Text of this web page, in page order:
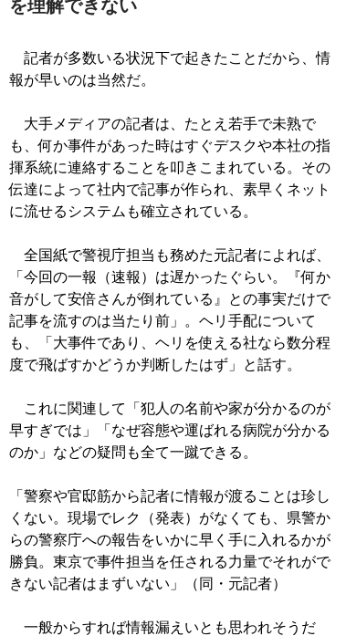
を理解できない
記者が多数いる状況下で起きたことだから、情
報が早いのは当然だ。
大手メディアの記者は、たとえ若手で未熟で
も、何か事件があった時はすぐデスクや本社の指
揮系統に連絡することを叩きこまれている。その
伝達によって社内で記事が作られ、素早くネット
に流せるシステムも確立されている。
全国紙で警視庁担当も務めた元記者によれば、
「今回の一報（速報）は遅かったぐらい。『何か
音がして安倍さんが倒れている』との事実だけで
記事を流すのは当たり前」。ヘリ手配について
も、「大事件であり、ヘリを使える社なら数分程
度で飛ばすかどうか判断したはず」と話す。
これに関連して「犯人の名前や家が分かるのが
早すぎでは」「なぜ容態や運ばれる病院が分かる
のか」などの疑問も全て一蹴できる。
「警察や官邸筋から記者に情報が渡ることは珍し
くない。現場でレク（発表）がなくても、県警か
らの警察庁への報告をいかに早く手に入れるかが
勝負。東京で事件担当を任される力量でそれがで
きない記者はまずいない」（同・元記者）
一般からすれば情報漏えいとも思われそうだ